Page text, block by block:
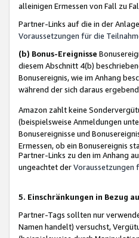
alleinigen Ermessen von Fall zu
Partner-Links auf die in der
Voraussetzungen für die
(b) Bonus-Ereignisse
diesem Abschnitt 4(b)
Bonusereignis, wie im Anhang
während der sich daraus
Amazon zahlt keine
(beispielsweise Anmeldungen
Bonusereignisse und
Ermessen, ob ein Bonusereignis
Partner-Links zu den im Anhang
ungeachtet derVoraussetzungen
5. Einschränkungen in Bezug
Partner-Tags sollten nur
Namen handelt) versuchst,